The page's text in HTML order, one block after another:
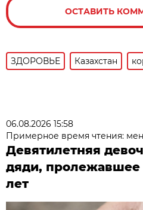
ОСТАВИТЬ
ЗДОРОВЬЕ Казахстан
06.08.2026 15:58
Примерное время чтения:
Девятилетняя
дяди, пролежавшее
лет